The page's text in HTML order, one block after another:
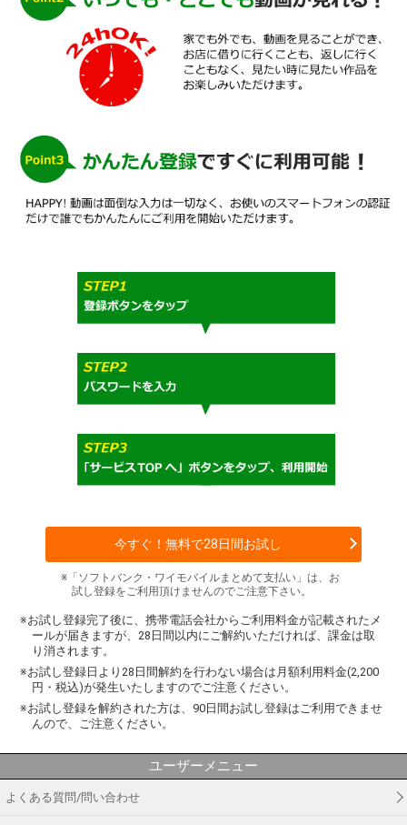
今すぐ！無料で28日間お試し
※「ソフトバンク・ワイモバイルまとめて支払い」は、お
試し登録をご利用頂けませんのでご注意下さい。
※お試し登録完了後に、携帯電話会社からご利用料金が記載されたメ
ールが届きますが、28日間以内にご解約いただければ、課金は取
り消されます。
※お試し登録日より28日間解約を行わない場合は月額利用料金(2,200
円・税込)が発生いたしますのでご注意ください。
※お試し登録を解約された方は、90日間お試し登録はご利用できませ
んので、ご注意ください。
ユーザーメニュー
よくある質問/問い合わせ